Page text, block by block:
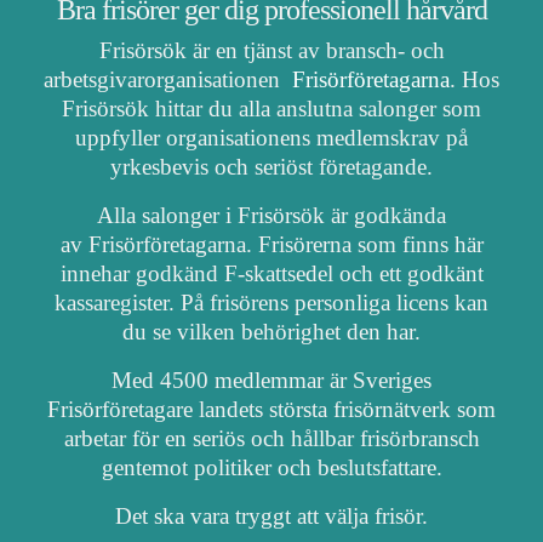
Bra frisörer ger dig professionell hårvård
Frisörsök är en tjänst av bransch- och
arbetsgivarorganisationen Frisörföretagarna. Hos
Frisörsök hittar du alla anslutna salonger som
uppfyller organisationens medlemskrav på
yrkesbevis och seriöst företagande.
Alla salonger i Frisörsök är godkända
av Frisörföretagarna. Frisörerna som finns här
innehar godkänd F-skattsedel och ett godkänt
kassaregister. På frisörens personliga licens kan
du se vilken behörighet den har.
Med 4500 medlemmar är Sveriges
Frisörföretagare landets största frisörnätverk som
arbetar för en seriös och hållbar frisörbransch
gentemot politiker och beslutsfattare.
Det ska vara tryggt att välja frisör.